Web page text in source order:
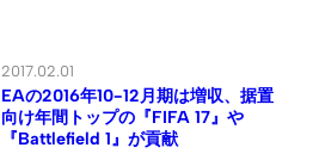
2017.02.01
EAの2016年10-12月期は増収、据置
向け年間トップの『FIFA 17』や
『Battlefield 1』が貢献